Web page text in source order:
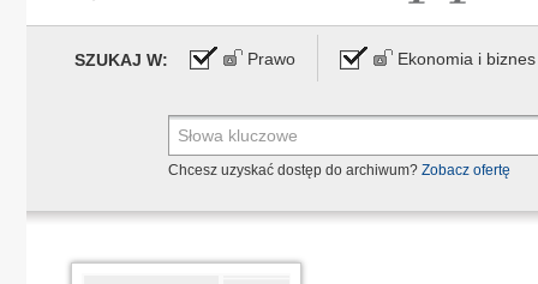
SZUKAJ W: Prawo Ekonomia i biznes
Chcesz uzyskać dostęp do archiwum? Zobacz ofertę